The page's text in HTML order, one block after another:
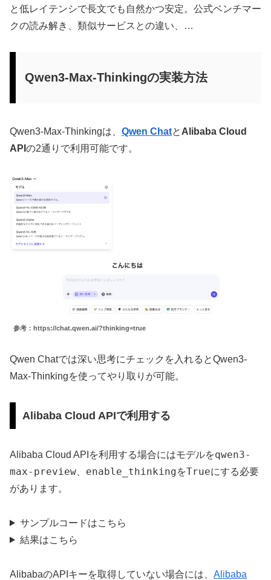
と低レイテンシで長文でも自然かつ安定。公式ベンチマー
クの読み解き、類似サービスとの違い、…
Qwen3-Max-Thinkingの実装方法
Qwen3-Max-Thinkingは、 Qwen Chatと Alibaba Cloud
API の2通りで利用可能です。
参考：https://chat.qwen.ai/?thinking=true
Qwen Chatでは深い思考にチェックを入れるとQwen3-
Max-Thinkingを使ってやり取りが可能。
Alibaba Cloud APIで利用する
Alibaba Cloud APIを利用する場合にはモデルをqwen3-
max-preview
enable_thinkingをTrueにする必要
があります。
サンプルコードはこちら
結果はこちら
AlibabaのAPIキーを取得していない場合には、 Alibaba